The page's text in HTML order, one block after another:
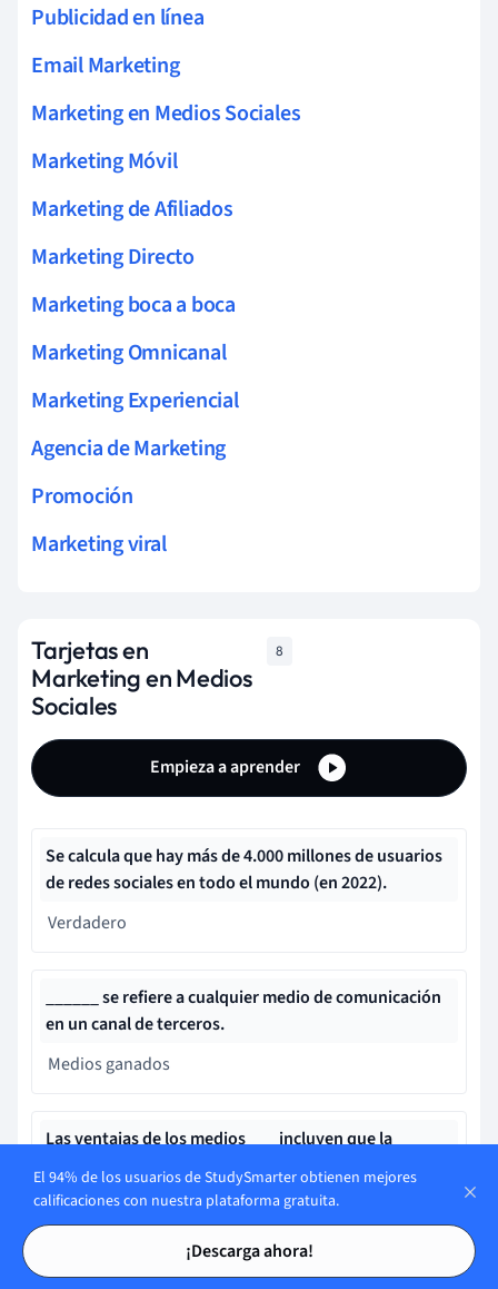
Tarjetas de estudio
Tarjetas de estudio
Publicidad en línea
Email Marketing
Marketing en Medios Sociales
Marketing Móvil
Marketing de Afiliados
Marketing Directo
Marketing boca a boca
Marketing Omnicanal
Marketing Experiencial
Agencia de Marketing
Promoción
Marketing viral
Tarjetas en
Marketing en Medios
Sociales
8
Empieza a aprender
Se calcula que hay más de 4.000 millones de usuarios
de redes sociales en todo el mundo (en 2022).
Verdadero
se refiere a cualquier medio de comunicación
en un canal de terceros.
Medios ganados
Las ventajas de los medios ___ incluyen que la
empresa puede controlar fácilmente el mensaje y la
escala del anuncio.
pagado
El 94% de los usuarios de StudySmarter obtienen mejores
calificaciones con nuestra plataforma gratuita.
¡Descarga ahora!